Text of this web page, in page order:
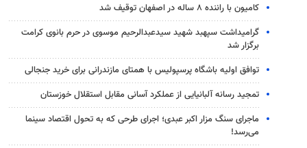
کامیون با راننده ۸ ساله در اصفهان توقیف شد
گرامیداشت سپهبد شهید سیدعبدالرحیم موسوی در حرم بانوی کرامت
برگزار شد
توافق اولیه باشگاه پرسپولیس با همتای مازندرانی برای خرید جنجالی
تمجید رسانه آلبانیایی از عملکرد آسانی مقابل استقلال خوزستان
ماجرای سنگ مزار اکبر عبدی؛ اجرای طرحی که به تحول اقتصاد سینما
می‌رسد!